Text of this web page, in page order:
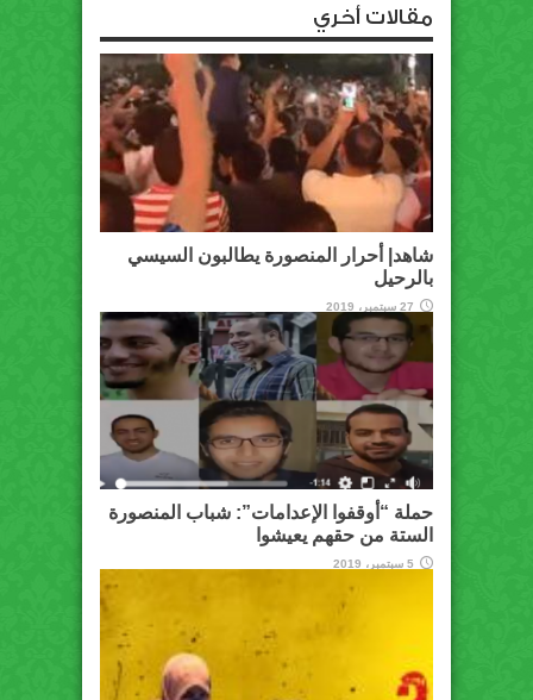
مقالات أخري
شاهد| أحرار المنصورة يطالبون السيسي
بالرحيل
27 سبتمبر، 2019
حملة “أوقفوا الإعدامات”: شباب المنصورة
الستة من حقهم يعيشوا
5 سبتمبر، 2019